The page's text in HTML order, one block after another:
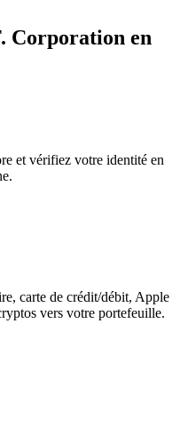
Corporation en
et vérifiez votre identité en
carte de crédit/débit, Apple
vers votre portefeuille.